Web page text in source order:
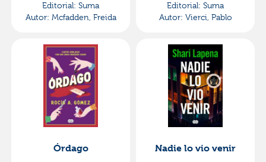
Editorial: Suma
Autor: Mcfadden, Freida
Editorial: Suma
Autor: Vierci, Pablo
Órdago Nadie lo vio venir